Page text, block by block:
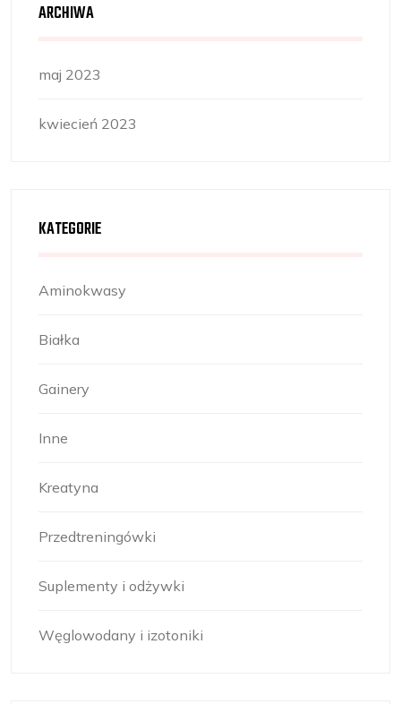
ARCHIWA
maj 2023
kwiecień 2023
KATEGORIE
Aminokwasy
Białka
Gainery
Inne
Kreatyna
Przedtreningówki
Suplementy i odżywki
Węglowodany i izotoniki